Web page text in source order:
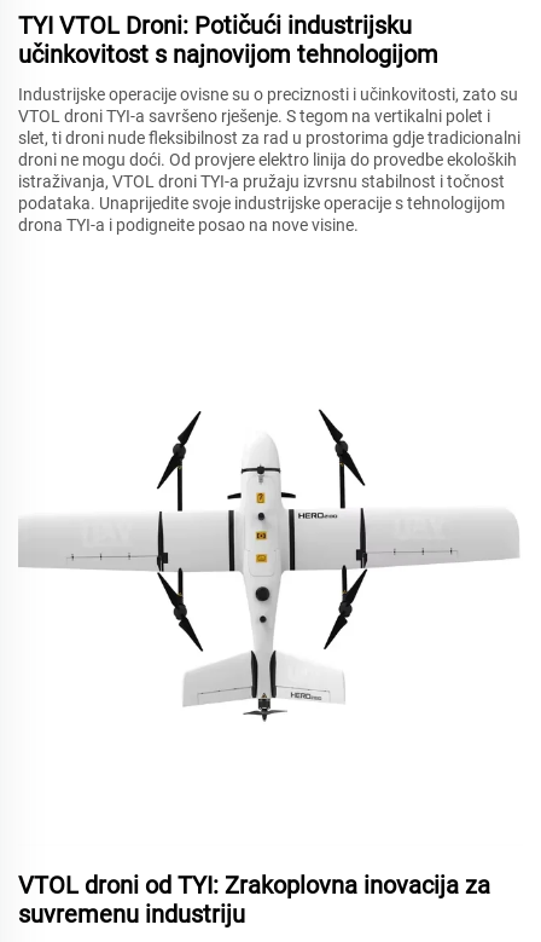
TYI VTOL Droni: Potičući industrijsku
učinkovitost s najnovijom tehnologijom
Industrijske operacije ovisne su o preciznosti i učinkovitosti, zato su
VTOL droni TYI-a savršeno rješenje. S tegom na vertikalni polet i
slet, ti droni nude fleksibilnost za rad u prostorima gdje tradicionalni
droni ne mogu doći. Od provjere elektro linija do provedbe ekoloških
istraživanja, VTOL droni TYI-a pružaju izvrsnu stabilnost i točnost
podataka. Unaprijedite svoje industrijske operacije s tehnologijom
drona TYI-a i podigneite posao na nove visine.
VTOL droni od TYI: Zrakoplovna inovacija za
suvremenu industriju